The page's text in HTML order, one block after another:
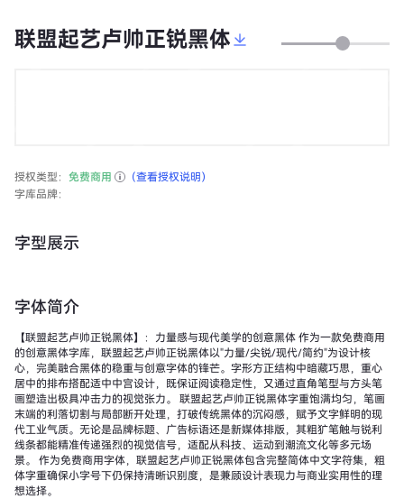
联盟起艺卢帅正锐黑体
授权类型： 免费商用
（查看授权说明）
字库品牌：
字型展示
字体简介
【联盟起艺卢帅正锐黑体】：力量感与现代美学的创意黑体 作为一款免费商用
的创意黑体字库，联盟起艺卢帅正锐黑体以"力量/尖锐/现代/简约"为设计核
心，完美融合黑体的稳重与创意字体的锋芒。字形方正结构中暗藏巧思，重心
居中的排布搭配适中中宫设计，既保证阅读稳定性，又通过直角笔型与方头笔
画塑造出极具冲击力的视觉张力。 联盟起艺卢帅正锐黑体字重饱满均匀，笔画
末端的利落切割与局部断开处理，打破传统黑体的沉闷感，赋予文字鲜明的现
代工业气质。无论是品牌标题、广告标语还是新媒体排版，其粗犷笔触与锐利
线条都能精准传递强烈的视觉信号，适配从科技、运动到潮流文化等多元场
景。 作为免费商用字体，联盟起艺卢帅正锐黑体包含完整简体中文字符集，粗
体字重确保小字号下仍保持清晰识别度，是兼顾设计表现力与商业实用性的理
想选择。